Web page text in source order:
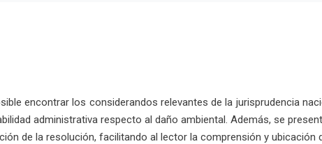
encontrar los considerandos relevantes de la jurisprudencia
administrativa respecto al daño ambiental. Además, se
de la resolución, facilitando al lector la comprensión y ubicación